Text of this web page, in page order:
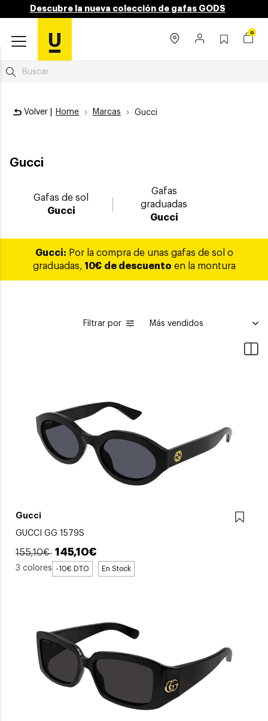
Descubre la nueva colección de gafas GODS
0
Volver | Home Marcas Gucci
Gucci
Gafas de sol
Gucci
Gafas
graduadas
Gucci
Gucci: Por la compra de unas gafas de sol o
graduadas, 10€ de descuento en la montura
Filtrar por
Gucci
GUCCI GG 1579S
155,10€ 145,10€
3 colores -10€ DTO En Stock